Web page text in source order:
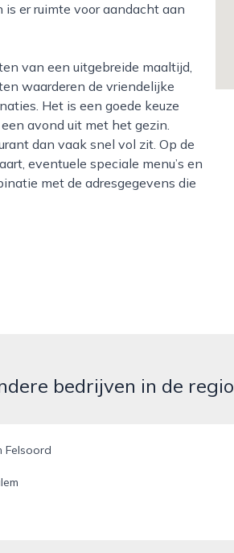
er ruimte voor aandacht aan
waarderen de vriendelijke
Het is een goede keuze
avond uit met het gezin.
dan vaak snel vol zit. Op de
eventuele speciale menu’s en
met de adresgegevens die
bedrijven in de regio
Felsoord